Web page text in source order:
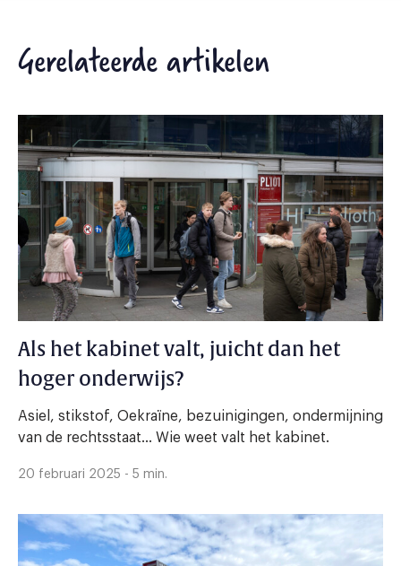
Gerelateerde artikelen
Als het kabinet valt, juicht dan het
hoger onderwijs?
Asiel, stikstof, Oekraïne, bezuinigingen, ondermijning
van de rechtsstaat… Wie weet valt het kabinet.
20 februari 2025 - 5 min.